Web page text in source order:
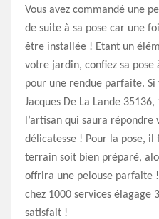
Vous avez commandé une
de suite à sa pose car une
être installée ! Etant un
votre jardin, confiez sa pose
pour une rendue parfaite. Si
Jacques De La Lande
l’artisan qui saura
délicatesse ! Pour la pose,
terrain soit bien préparé,
offrira une pelouse parfaite
chez 1000 services élagage
satisfait !